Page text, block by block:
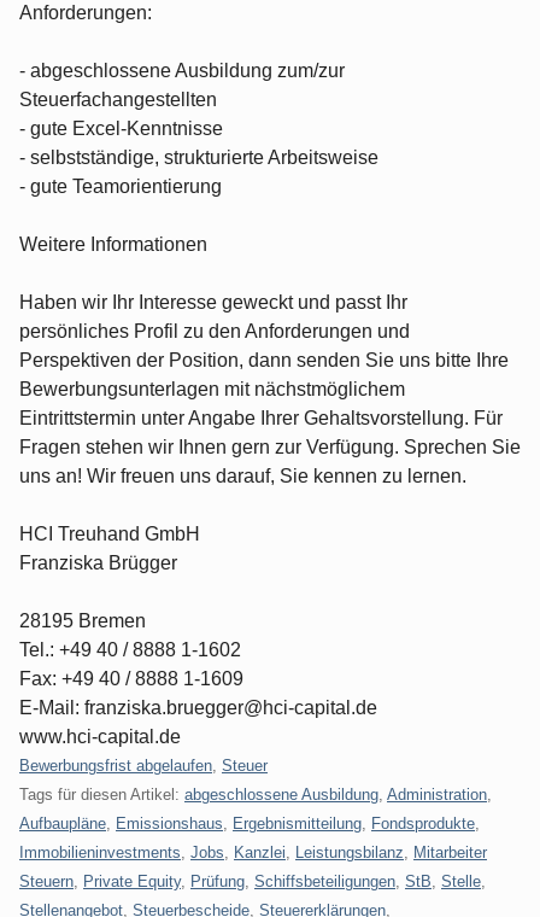
Anforderungen:
- abgeschlossene Ausbildung zum/zur
Steuerfachangestellten
- gute Excel-Kenntnisse
- selbstständige, strukturierte Arbeitsweise
- gute Teamorientierung
Weitere Informationen
Haben wir Ihr Interesse geweckt und passt Ihr
persönliches Profil zu den Anforderungen und
Perspektiven der Position, dann senden Sie uns bitte Ihre
Bewerbungsunterlagen mit nächstmöglichem
Eintrittstermin unter Angabe Ihrer Gehaltsvorstellung. Für
Fragen stehen wir Ihnen gern zur Verfügung. Sprechen Sie
uns an! Wir freuen uns darauf, Sie kennen zu lernen.
HCI Treuhand GmbH
Franziska Brügger
28195 Bremen
Tel.: +49 40 / 8888 1-1602
Fax: +49 40 / 8888 1-1609
E-Mail: franziska.bruegger@hci-capital.de
www.hci-capital.de
Kategorien:
Bewerbungsfrist abgelaufen Steuer
Tags für diesen Artikel: abgeschlossene Ausbildung Administration
Aufbaupläne
Emissionshaus Ergebnismitteilung Fondsprodukte
Immobilieninvestments Jobs Kanzlei Leistungsbilanz
Mitarbeiter
Steuern
Private Equity, Prüfung Schiffsbeteiligungen StB Stelle
Stellenangebot Steuerbescheide Steuererklärungen